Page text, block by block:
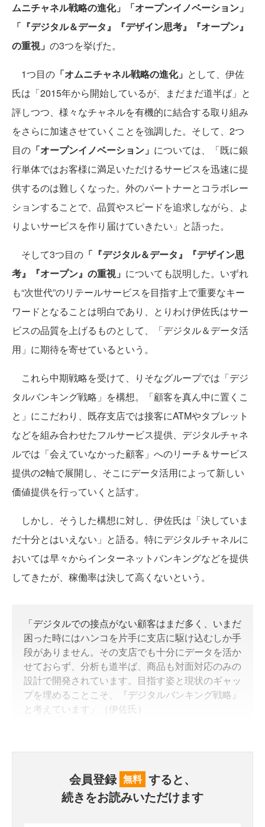
ムニチャネル戦略の進化」「オープンイノベーション」
「『デジタル＆データ』『デザイン思考』『オープン』
の重視」 の3つを挙げた。
1つ目の 「オムニチャネル戦略の進化」 として、伊佐
氏は「2015年から開始しているが、まだまだ道半ば」と
評しつつ、様々なチャネルを有機的に結合する取り組み
をさらに加速させていくことを強調した。そして、2つ
目の 「オープンイノベーション」 については、「既に銀
行単体ではお客様に満足いただけるサービスを迅速に提
供するのは難しくなった。外のパートナーとコラボレー
ションすることで、品質やスピードを追求しながら、よ
りよいサービスを作り届けていきたい」と語った。
そして3つ目の 「『デジタル＆データ』『デザイン思
考』『オープン』の重視」 についても説明した。いずれ
も“次世代”のリテールサービスを目指す上で重要なキー
ワードとなることは明白であり、とりわけ伊佐氏はサー
ビスの品質を上げるものとして、「デジタル＆データ活
用」に期待を寄せているという。
これら中期戦略を受けて、りそなグループでは「デジ
タルバンキング戦略」を構想。「顧客を真ん中に置くこ
と」にこだわり、既存支店では接客にATMやタブレット
などを組み合わせたフルサービス提供、デジタルチャネ
ルでは「会えていなかった顧客」へのリーチ＆サービス
提供の2軸で展開し、そこにデータ活用によって新しい
価値提供を行っていくと話す。
しかし、そうした構想に対し、伊佐氏は「決していま
だ十分とはいえない」と語る。特にデジタルチャネルに
おいては早々からインターネットバンキングなどを提供
してきたが、稼働率は決して高くないという。
「デジタルでの接点がない顧客はまだ多く、いまだ
困った時にはハンコを片手に支店に駆け込むしか手
段がありません。その支店でも十分にデータを活か
せておらず、分析も道半ば、商品も対面対応のみの
設計で開発されています。目指す姿と現状のギャッ
プを埋めることこそ、『デジタルバンキング戦略』
と考えています」（伊佐氏）
会員登録 無料 すると、
続きをお読みいただけます